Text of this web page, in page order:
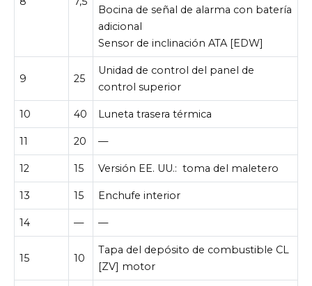
Bocina de señal de alarma con batería
adicional
Sensor de inclinación ATA [EDW]
9 25
Unidad de control del panel de
control superior
10 40 Luneta trasera térmica
11 20 —
12 15 Versión EE. UU.: toma del maletero
13 15 Enchufe interior
14 — —
15 10
Tapa del depósito de combustible CL
[ZV] motor